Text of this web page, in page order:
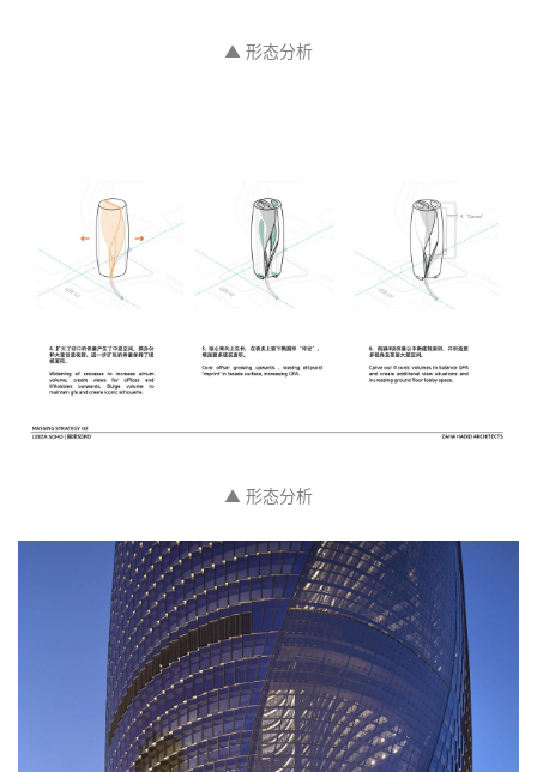
▲ 形态分析
▲ 形态分析